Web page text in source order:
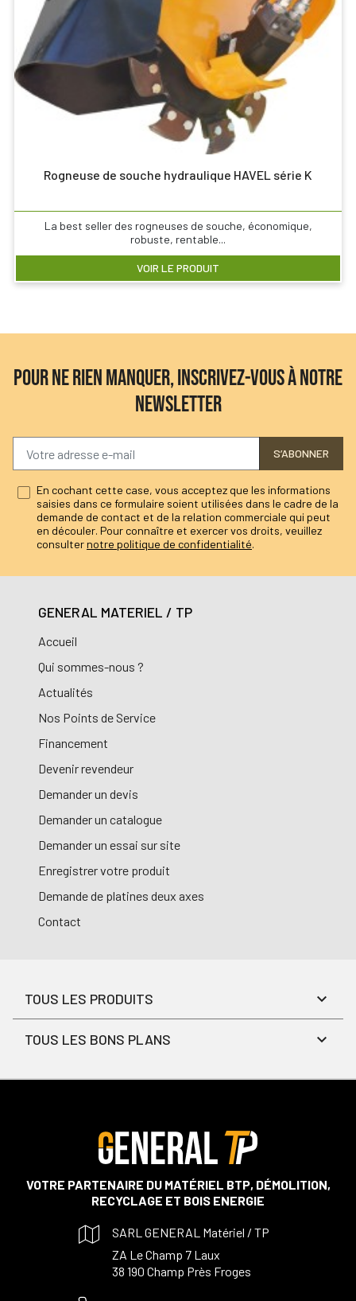
Rogneuse de souche hydraulique HAVEL série K
La best seller des rogneuses de souche, économique,
robuste, rentable...
VOIR LE PRODUIT
POUR NE RIEN MANQUER, INSCRIVEZ-VOUS À NOTRE
NEWSLETTER
S’ABONNER
En cochant cette case, vous acceptez que les informations
saisies dans ce formulaire soient utilisées dans le cadre de la
demande de contact et de la relation commerciale qui peut
en découler. Pour connaître et exercer vos droits, veuillez
consulternotre politique de confidentialité.
GENERAL MATERIEL / TP
Accueil
Qui sommes-nous ?
Actualités
Nos Points de Service
Financement
Devenir revendeur
Demander un devis
Demander un catalogue
Demander un essai sur site
Enregistrer votre produit
Demande de platines deux axes
Contact
TOUS LES PRODUITS
TOUS LES BONS PLANS
VOTRE PARTENAIRE DU MATÉRIEL BTP, DÉMOLITION,
RECYCLAGE ET BOIS ENERGIE
SARL GENERAL Matériel / TP
ZA Le Champ 7 Laux
38 190 Champ Près Froges